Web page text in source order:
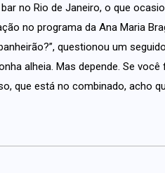
no Rio de Janeiro, o que
no programa da Ana Maria
questionou um
alheia. Mas depende. Se
que está no combinado, acho